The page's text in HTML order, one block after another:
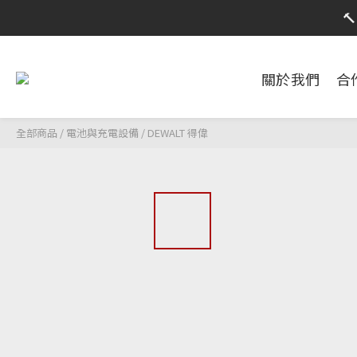
限時活
關於我們 合
全部商品 / 電池與充電設備 / DEWALT 得偉